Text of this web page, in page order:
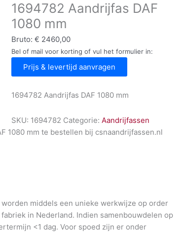
1694782 Aandrijfas DAF
1080 mm
Bruto: € 2460,00
Bel of mail voor korting of vul het formulier in:
Prijs & levertijd aanvragen
1694782 Aandrijfas DAF 1080 mm
SKU: 1694782 Categorie: Aandrijfassen
1080 mm te bestellen bij csnaandrijfassen.nl
worden middels een unieke werkwijze op order
in Nederland. Indien samenbouwdelen op
<1 dag. Voor spoed zijn er onder